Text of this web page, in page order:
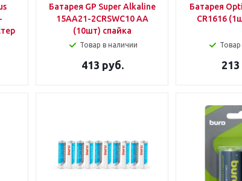
Батарея GP Super Alkaline
15AA21-2CRSWC10 AA
(10шт) спайка
Товар в наличии
413 руб.
Батарея
CR1616